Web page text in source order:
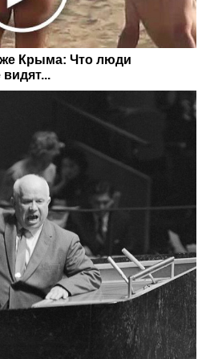
Крыма: Что люди